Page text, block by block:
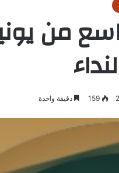
من
159 دقيقة واحدة